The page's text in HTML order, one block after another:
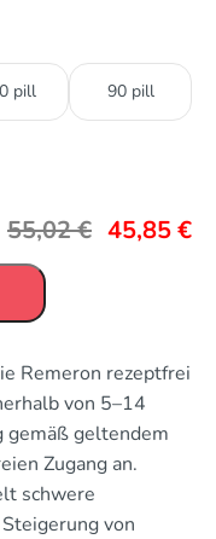
pill 90 pill
55,02€ 45,85€
Remeron rezeptfrei
von 5–14
gemäß geltendem
Zugang an.
schwere
von